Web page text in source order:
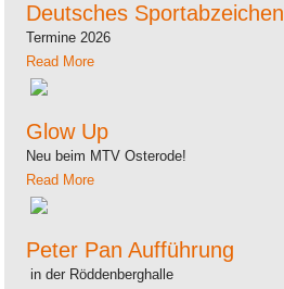
Deutsches Sportabzeichen
Termine 2026
Read More
Glow Up
Neu beim MTV Osterode!
Read More
Peter Pan Aufführung
in der Röddenberghalle